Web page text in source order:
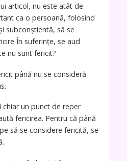
articol, nu este atât de
ca o persoană, folosind
subconștientă, să se
În suferințe, se aud
nu sunt fericit?
până nu se consideră
un punct de reper
fericirea. Pentru că până
să se considere fericită, se